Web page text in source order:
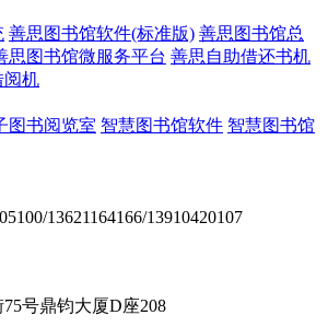
善思图书馆软件(标准版) 善思图书馆总
思图书馆微服务平台 善思自助借还书机
阅机
图书阅览室 智慧图书馆软件 智慧图书馆
13621164166/13910420107
号鼎钧大厦D座208